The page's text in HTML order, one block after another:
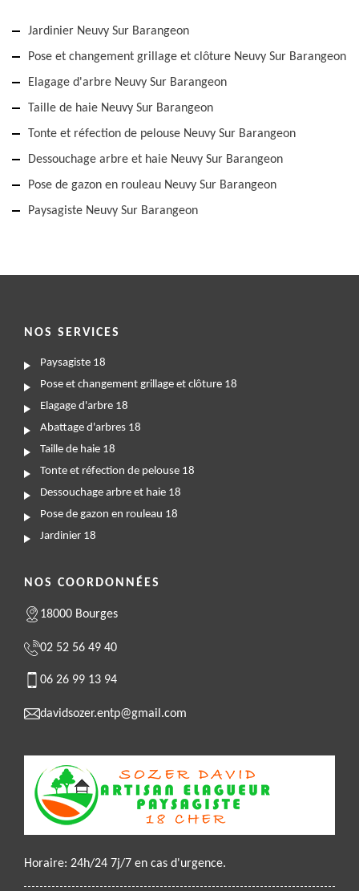
Jardinier Neuvy Sur Barangeon
Pose et changement grillage et clôture Neuvy Sur Barangeon
Elagage d'arbre Neuvy Sur Barangeon
Taille de haie Neuvy Sur Barangeon
Tonte et réfection de pelouse Neuvy Sur Barangeon
Dessouchage arbre et haie Neuvy Sur Barangeon
Pose de gazon en rouleau Neuvy Sur Barangeon
Paysagiste Neuvy Sur Barangeon
NOS SERVICES
Paysagiste 18
Pose et changement grillage et clôture 18
Elagage d'arbre 18
Abattage d'arbres 18
Taille de haie 18
Tonte et réfection de pelouse 18
Dessouchage arbre et haie 18
Pose de gazon en rouleau 18
Jardinier 18
NOS COORDONNÉES
18000 Bourges
02 52 56 49 40
06 26 99 13 94
davidsozer.entp@gmail.com
Horaire: 24h/24 7j/7 en cas d'urgence.